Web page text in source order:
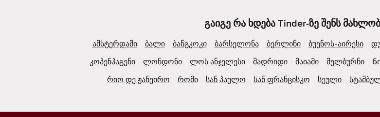
გაიგე რა ხდება Tinder-ზე შენს
ამსტერდამი ბალი ბანგკოკი ბარსელონა ბერლინი ბუენოს-აირესი
კოპენჰაგენი
ლონდონი ლოს ანჯელესი მადრიდი მაიამი მელბურნი
რიო დე ჟანეირო
რომი სან პაულო სან ფრანცისკო სეული